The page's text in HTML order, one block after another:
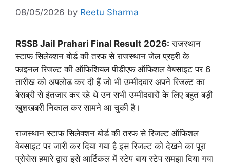
08/05/2026 by Reetu Sharma
RSSB Jail Prahari Final Result 2026: राजस्थान
स्टाफ सिलेक्शन बोर्ड की तरफ से राजस्थान जेल प्रहरी के
फाइनल रिजल्ट की ऑफिशियल पीडीएफ ऑफिशल वेबसाइट पर 6
तारीख को अपलोड कर दी हैं जो भी उम्मीदवार अपने रिजल्ट का
बेसब्री से इंतजार कर रहे थे उन सभी उम्मीदवारों के लिए बहुत बड़ी
खुशखबरी निकाल कर सामने आ चुकी है।
राजस्थान स्टाफ सिलेक्शन बोर्ड की तरफ से रिजल्ट ऑफिशल
वेबसाइट पर जारी कर दिया गया है इस रिजल्ट को देखने का पूरा
प्रोसेस हमारे द्वारा इसे आर्टिकल में स्टेप बाय स्टेप समझा दिया गया